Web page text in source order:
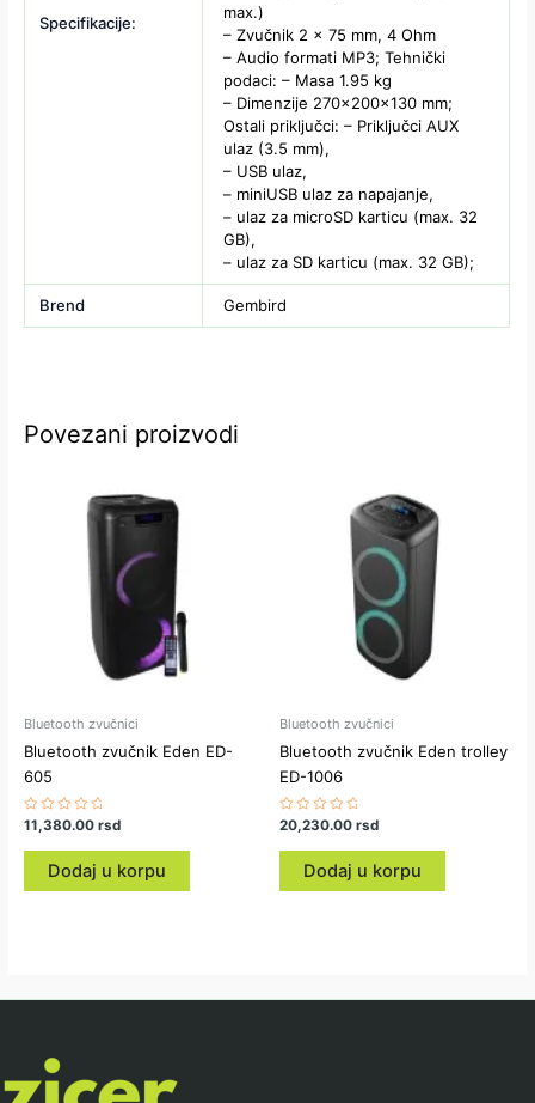
Specifikacije:
max.)
– Zvučnik 2 x 75 mm, 4 Ohm
– Audio formati MP3; Tehnički
podaci: – Masa 1.95 kg
– Dimenzije 270x200x130 mm;
Ostali priključci: – Priključci AUX
ulaz (3.5 mm),
– USB ulaz,
– miniUSB ulaz za napajanje,
– ulaz za microSD karticu (max. 32
GB),
– ulaz za SD karticu (max. 32 GB);
Brend Gembird
Povezani proizvodi
Bluetooth zvučnici
Bluetooth zvučnik Eden ED-
605
Ocenjeno
sa
0
11,380.00rsd
Dodaj u korpu
Bluetooth zvučnici
Bluetooth zvučnik Eden trolley
ED-1006
Ocenjeno
sa
0
20,230.00 rsd
Dodaj u korpu